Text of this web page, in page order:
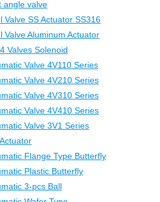
angle valve
Valve SS Actuator SS316
Valve Aluminum Actuator
Valves Solenoid
Valve 4V110 Series
Valve 4V210 Series
Valve 4V310 Series
Valve 4V410 Series
Valve 3V1 Series
Flange Type Butterfly
Plastic Butterfly
3-pcs Ball